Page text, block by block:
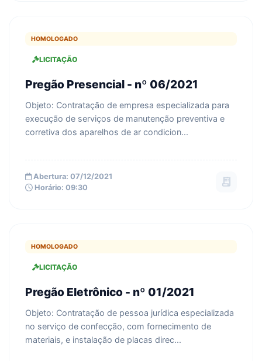
HOMOLOGADO
LICITAÇÃO
Pregão Presencial - nº 06/2021
Objeto: Contratação de empresa especializada para
execução de serviços de manutenção preventiva e
corretiva dos aparelhos de ar condicion...
Abertura: 07/12/2021
Horário: 09:30
receipt_long
HOMOLOGADO
LICITAÇÃO
Pregão Eletrônico - nº 01/2021
Objeto: Contratação de pessoa jurídica especializada
no serviço de confecção, com fornecimento de
materiais, e instalação de placas direc...